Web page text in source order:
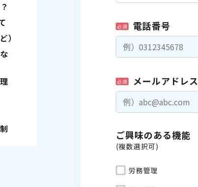
）
必須 電話番号
必須 メールアドレス
ご興味のある機能
(複数選択可)
労務管理